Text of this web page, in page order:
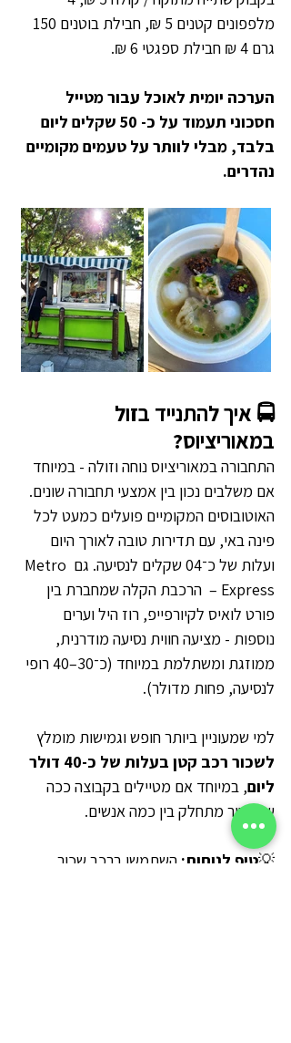
גרם 4 ₪ חבילת ספגטי 6 ₪.
הערכה יומית לאוכל עבור מטייל
חסכוני תעמוד על כ- 50 שקלים ליום
בלבד, מבלי לוותר על טעמים מקומיים
נהדרים.
🚍 איך להתנייד בזול
במאוריציוס?
התחבורה במאוריציוס נוחה וזולה - במיוחד
אם משלבים נכון בין אמצעי תחבורה שונים.
האוטובוסים המקומיים פועלים כמעט לכל
פינה באי, עם תדירות טובה לאורך היום
ועלות של כ־04 שקלים לנסיעה. גם Metro
Express –  הרכבת הקלה שמחברת בין
פורט לואיס לקיורפייפ, רוז היל וערים
נוספות - מציעה חווית נסיעה מודרנית,
ממוזגת ומשתלמת במיוחד (כ־30–40 רופי
לנסיעה, פחות מדולר).
למי שמעוניין ביותר חופש וגמישות מומלץ
לשכור רכב קטן בעלות של כ-40 דולר
ליום, במיוחד אם מטיילים בקבוצה ככה
שהמחיר מתחלק בין כמה אנשים.
💡טיפ לנוחות: השתמשו ברכב שכור